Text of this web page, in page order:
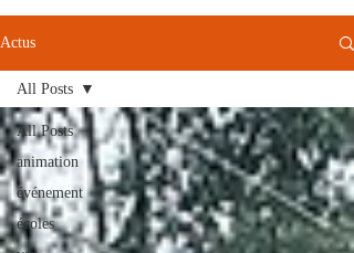
Actus
All Posts
animation
événement
écoles
All Posts